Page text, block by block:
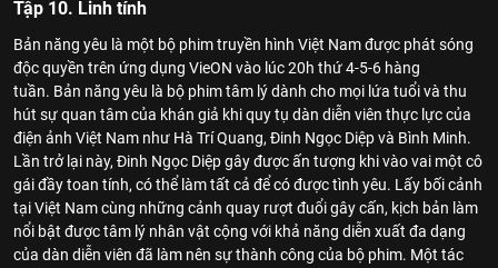
Tập 10. Linh tính
Bản năng yêu là một bộ phim truyền hình Việt Nam được phát sóng
độc quyền trên ứng dụng VieON vào lúc 20h thứ 4-5-6 hàng
tuần. Bản năng yêu là bộ phim tâm lý dành cho mọi lứa tuổi và thu
hút sự quan tâm của khán giả khi quy tụ dàn diễn viên thực lực của
điện ảnh Việt Nam như Hà Trí Quang, Đinh Ngọc Diệp và Bình Minh.
Lần trở lại này, Đinh Ngọc Diệp gây được ấn tượng khi vào vai một cô
gái đầy toan tính, có thể làm tất cả để có được tình yêu. Lấy bối cảnh
tại Việt Nam cùng những cảnh quay rượt đuổi gây cấn, kịch bản làm
nổi bật được tâm lý nhân vật cộng với khả năng diễn xuất đa dạng
của dàn diễn viên đã làm nên sự thành công của bộ phim. Một tác